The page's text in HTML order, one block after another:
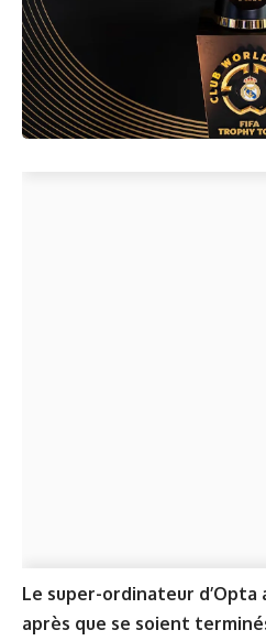
Le super-ordinateur d’Opta
après que se soient